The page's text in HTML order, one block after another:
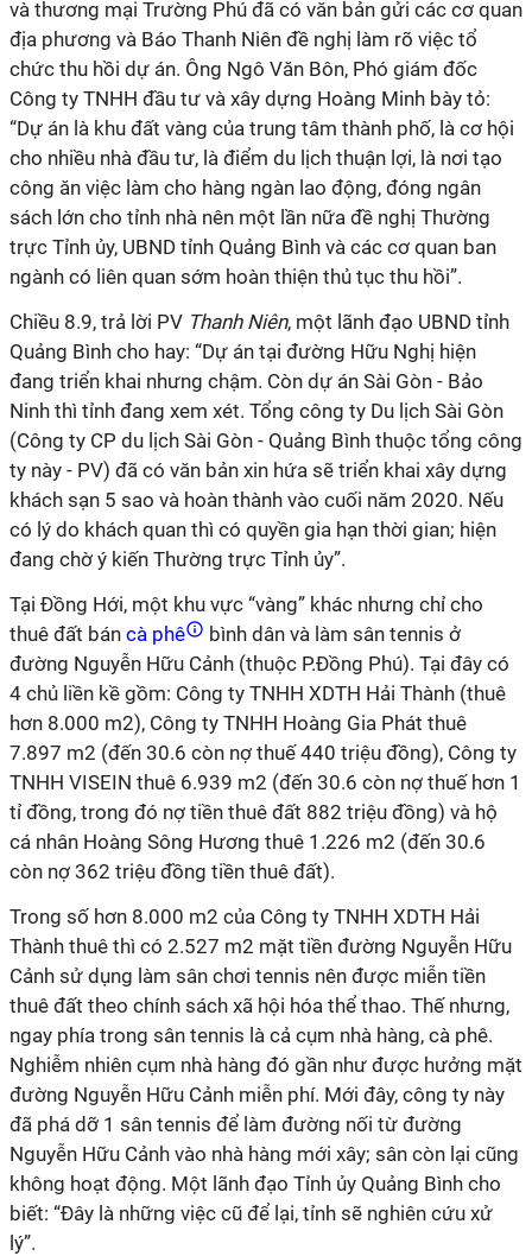
và thương mại Trường Phú đã có văn bản gửi các cơ quan
địa phương và Báo Thanh Niên đề nghị làm rõ việc tổ
chức thu hồi dự án. Ông Ngô Văn Bôn, Phó giám đốc
Công ty TNHH đầu tư và xây dựng Hoàng Minh bày tỏ:
“Dự án là khu đất vàng của trung tâm thành phố, là cơ hội
cho nhiều nhà đầu tư, là điểm du lịch thuận lợi, là nơi tạo
công ăn việc làm cho hàng ngàn lao động, đóng ngân
sách lớn cho tỉnh nhà nên một lần nữa đề nghị Thường
trực Tỉnh ủy, UBND tỉnh Quảng Bình và các cơ quan ban
ngành có liên quan sớm hoàn thiện thủ tục thu hồi”.
Chiều 8.9, trả lời PV Thanh Niên, một lãnh đạo UBND tỉnh
Quảng Bình cho hay: “Dự án tại đường Hữu Nghị hiện
đang triển khai nhưng chậm. Còn dự án Sài Gòn - Bảo
Ninh thì tỉnh đang xem xét. Tổng công ty Du lịch Sài Gòn
(Công ty CP du lịch Sài Gòn - Quảng Bình thuộc tổng công
ty này - PV) đã có văn bản xin hứa sẽ triển khai xây dựng
khách sạn 5 sao và hoàn thành vào cuối năm 2020. Nếu
có lý do khách quan thì có quyền gia hạn thời gian; hiện
đang chờ ý kiến Thường trực Tỉnh ủy”.
Tại Đồng Hới, một khu vực “vàng” khác nhưng chỉ cho
thuê đất bán cà phê
bình dân và làm sân tennis ở
đường Nguyễn Hữu Cảnh (thuộc P.Đồng Phú). Tại đây có
4 chủ liền kề gồm: Công ty TNHH XDTH Hải Thành (thuê
hơn 8.000 m2), Công ty TNHH Hoàng Gia Phát thuê
7.897 m2 (đến 30.6 còn nợ thuế 440 triệu đồng), Công ty
TNHH VISEIN thuê 6.939 m2 (đến 30.6 còn nợ thuế hơn 1
tỉ đồng, trong đó nợ tiền thuê đất 882 triệu đồng) và hộ
cá nhân Hoàng Sông Hương thuê 1.226 m2 (đến 30.6
còn nợ 362 triệu đồng tiền thuê đất).
Trong số hơn 8.000 m2 của Công ty TNHH XDTH Hải
Thành thuê thì có 2.527 m2 mặt tiền đường Nguyễn Hữu
Cảnh sử dụng làm sân chơi tennis nên được miễn tiền
thuê đất theo chính sách xã hội hóa thể thao. Thế nhưng,
ngay phía trong sân tennis là cả cụm nhà hàng, cà phê.
Nghiễm nhiên cụm nhà hàng đó gần như được hưởng mặt
đường Nguyễn Hữu Cảnh miễn phí. Mới đây, công ty này
đã phá dỡ 1 sân tennis để làm đường nối từ đường
Nguyễn Hữu Cảnh vào nhà hàng mới xây; sân còn lại cũng
không hoạt động. Một lãnh đạo Tỉnh ủy Quảng Bình cho
biết: “Đây là những việc cũ để lại, tỉnh sẽ nghiên cứu xử
lý”.